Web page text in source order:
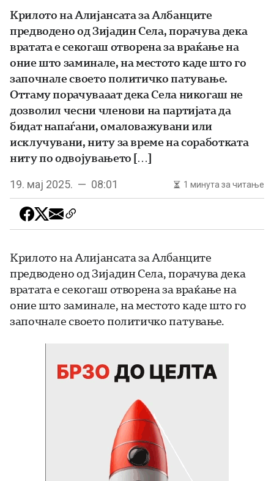
Крилото на Алијансата за Албанците
предводено од Зијадин Села, порачува дека
вратата е секогаш отворена за враќање на
оние што заминале, на местото каде што го
започнале своето политичко патување.
Оттаму порачувааат дека Села никогаш не
дозволил чесни членови на партијата да
бидат напаѓани, омаловажувани или
исклучувани, ниту за време на соработката
ниту по одвојувањето […]
19. мај 2025. — 08:01 1 минута за читање
Крилото на Алијансата за Албанците
предводено од Зијадин Села, порачува дека
вратата е секогаш отворена за враќање на
оние што заминале, на местото каде што го
започнале своето политичко патување.